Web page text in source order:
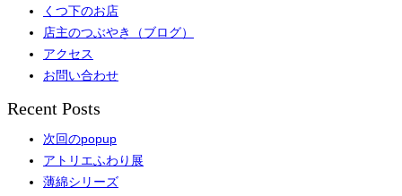
くつ下のお店
店主のつぶやき（ブログ）
アクセス
お問い合わせ
Recent Posts
次回のpopup
アトリエふわり展
薄綿シリーズ